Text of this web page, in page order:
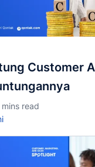
Customer
mins read